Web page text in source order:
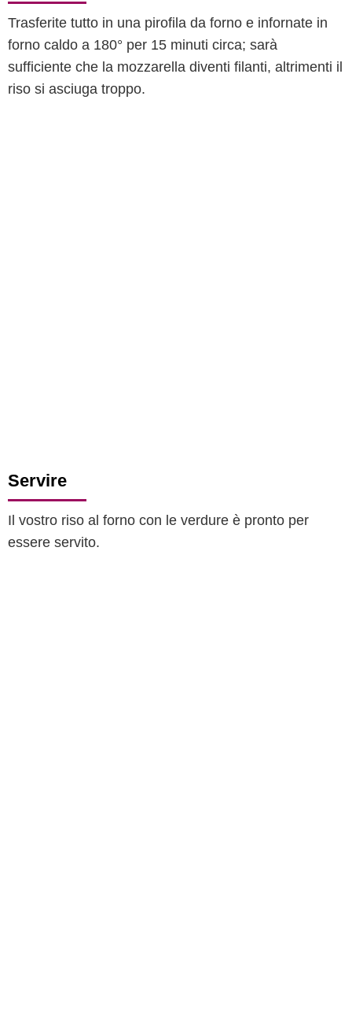
Trasferite tutto in una pirofila da forno e infornate in
forno caldo a 180° per 15 minuti circa; sarà
sufficiente che la mozzarella diventi filanti, altrimenti il
riso si asciuga troppo.
Servire
Il vostro riso al forno con le verdure è pronto per
essere servito.